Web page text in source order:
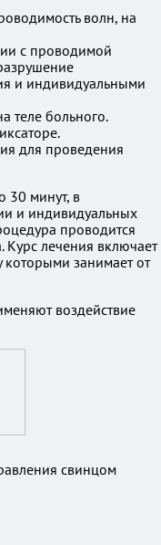
волн, на
с проводимой
и индивидуальными
теле больного.
для проведения
30 минут, в
и индивидуальных
проводится
Курс лечения включает
занимает от
воздействие
свинцом